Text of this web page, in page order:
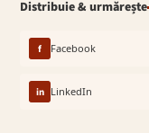
Distribuie & urmărește
f Facebook
in LinkedIn